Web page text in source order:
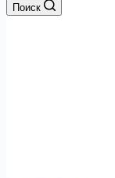
Поиск